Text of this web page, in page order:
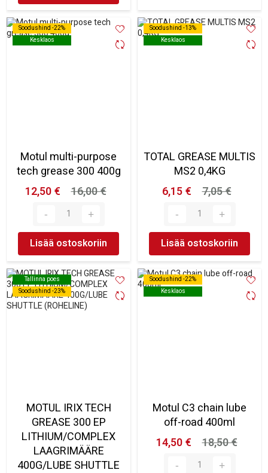
Soodushind -22%
Kesklaos
Soodushind -22%
Kesklaos
Motul multi-purpose
tech grease 300 400g
12,50 €
16,00 €
Lisää ostoskoriin
Soodushind -13%
Kesklaos
Soodushind -13%
Kesklaos
TOTAL GREASE MULTIS
MS2 0,4KG
6,15 €
7,05 €
Lisää ostoskoriin
Tallinna poes
Soodushind -23%
Tallinna poes
Soodushind -23%
MOTUL IRIX TECH
GREASE 300 EP
LITHIUM/COMPLEX
LAAGRIMÄÄRE
400G/LUBE SHUTTLE
Soodushind -22%
Kesklaos
Soodushind -22%
Kesklaos
Motul C3 chain lube
off-road 400ml
14,50 €
18,50 €